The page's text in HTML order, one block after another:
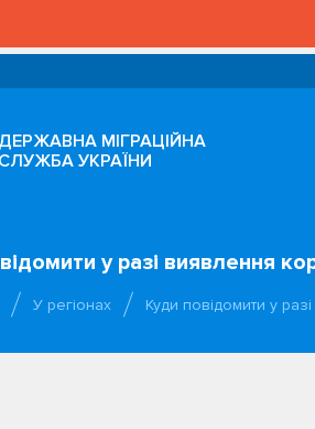
ДЕРЖАВНА МІГРАЦІЙНА
СЛУЖБА УКРАЇНИ
у разі виявлення
У регіонах Куди повідомити у